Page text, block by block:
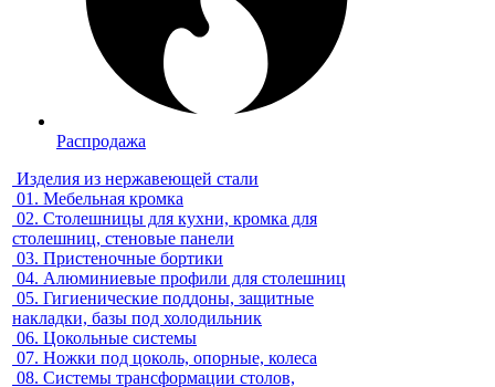
Распродажа
Изделия из нержавеющей стали
01. Мебельная кромка
02. Столешницы для кухни, кромка для
столешниц, стеновые панели
03. Пристеночные бортики
04. Алюминиевые профили для столешниц
05. Гигиенические поддоны, защитные
накладки, базы под холодильник
06. Цокольные системы
07. Ножки под цоколь, опорные, колеса
08. Системы трансформации столов,